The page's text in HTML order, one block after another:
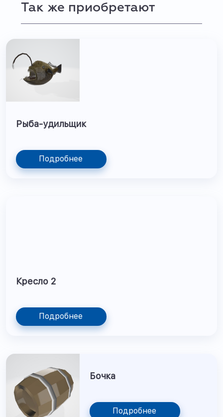
Так же приобретают
Рыба-удильщик
Подробнее
Кресло 2
Подробнее
Бочка
Подробнее